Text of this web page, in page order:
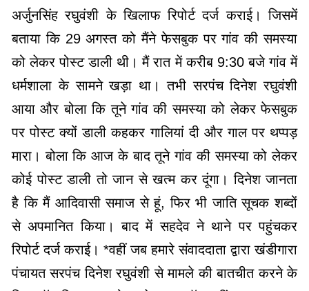
अर्जुनसिंह रघुवंशी के खिलाफ रिपोर्ट दर्ज कराई। जिसमें
बताया कि 29 अगस्त को मैंने फेसबुक पर गांव की समस्या
को लेकर पोस्ट डाली थी। मैं रात में करीब 9:30 बजे गांव में
धर्मशाला के सामने खड़ा था। तभी सरपंच दिनेश रघुवंशी
आया और बोला कि तूने गांव की समस्या को लेकर फेसबुक
पर पोस्ट क्यों डाली कहकर गालियां दी और गाल पर थप्पड़
मारा। बोला कि आज के बाद तूने गांव की समस्या को लेकर
कोई पोस्ट डाली तो जान से खत्म कर दूंगा। दिनेश जानता
है कि मैं आदिवासी समाज से हूं, फिर भी जाति सूचक शब्दों
से अपमानित किया। बाद में सहदेव ने थाने पर पहुंचकर
रिपोर्ट दर्ज कराई। *वहीं जब हमारे संवाददाता द्वारा खंडीगारा
पंचायत सरपंच दिनेश रघुवंशी से मामले की बातचीत करने के